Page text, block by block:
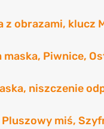
z obrazami, klucz
Piwnice,
niszczenie
miś,